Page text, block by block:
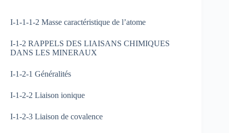
I-1-1-1-2 Masse caractéristique de l’atome
I-1-2 RAPPELS DES LIAISANS CHIMIQUES
DANS LES MINERAUX
I-1-2-1 Généralités
I-1-2-2 Liaison ionique
I-1-2-3 Liaison de covalence